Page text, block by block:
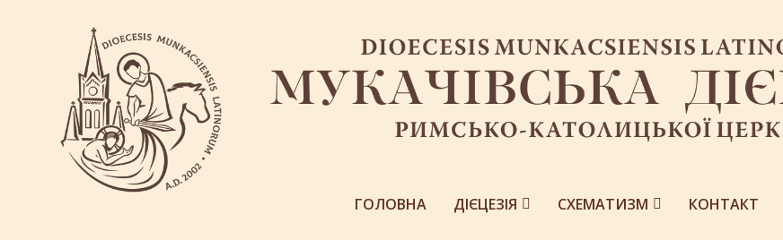
ГОЛОВНА ДІЄЦЕЗІЯ СХЕМАТИЗМ КОНТАКТ